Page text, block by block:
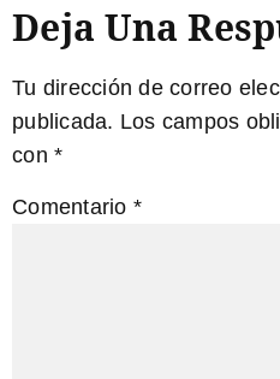
Deja Una
Tu dirección de correo
publicada. Los campos
con *
Comentario *